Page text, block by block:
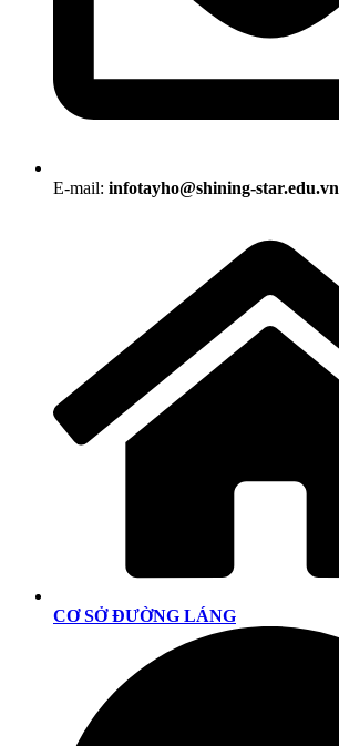
E-mail: infotayho@shining-star.edu.vn
CƠ SỞ ĐƯỜNG LÁNG